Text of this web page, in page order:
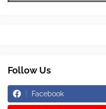
Follow Us
Facebook